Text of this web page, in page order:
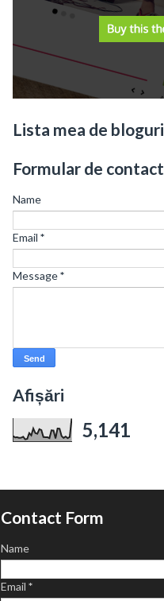
Lista mea de bloguri
Formular de contact
Name
Email *
Message*
Afișări
5,141
Contact Form
Name
Email*